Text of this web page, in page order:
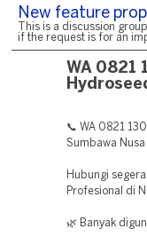
New feature
This is a discussion
if the request is for an
WA 0821
📞 WA 0821
Sumbawa
Hubungi
Profesional di
🌿 Banyak